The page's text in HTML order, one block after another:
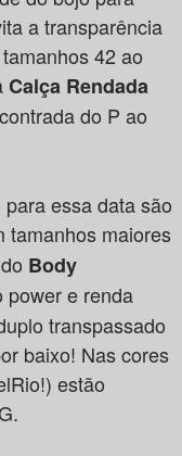
a transparência
42 ao
Calça Rendada
do P ao
essa data são
tamanhos maiores
Body
power e renda
transpassado
baixo! Nas cores
estão